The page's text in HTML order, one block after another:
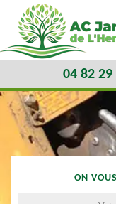
04 82 29
ON